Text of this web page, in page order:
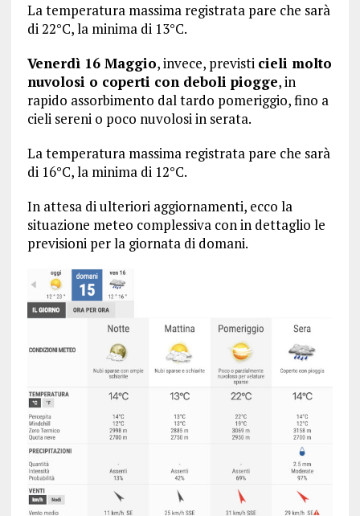
La temperatura massima registrata pare che sarà
di 22°C, la minima di 13°C.
Venerdì 16 Maggio, invece, previsti cieli molto
nuvolosi o coperti con deboli piogge, in
rapido assorbimento dal tardo pomeriggio, fino a
cieli sereni o poco nuvolosi in serata.
La temperatura massima registrata pare che sarà
di 16°C, la minima di 12°C.
In attesa di ulteriori aggiornamenti, ecco la
situazione meteo complessiva con in dettaglio le
previsioni per la giornata di domani.